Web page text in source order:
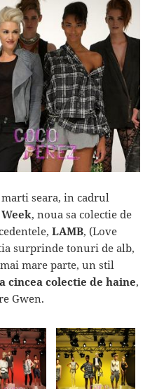
seara, in cadrul
, noua sa colectie de
LAMB, (Love
surprinde tonuri de alb,
mare parte, un stil
a cincea colectie de haine,
Gwen.